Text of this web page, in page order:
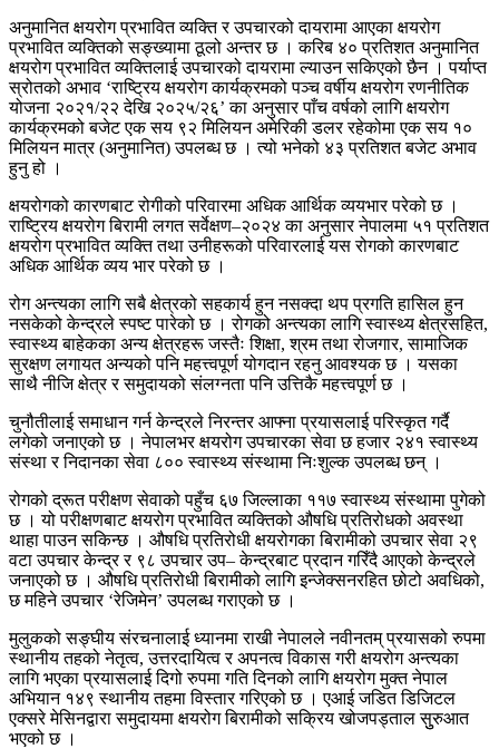
अनुमानित क्षयरोग प्रभावित व्यक्ति र उपचारको दायरामा आएका क्षयरोग
प्रभावित व्यक्तिको सङ्ख्यामा ठूलो अन्तर छ । करिब ४० प्रतिशत अनुमानित
क्षयरोग प्रभावित व्यक्तिलाई उपचारको दायरामा ल्याउन सकिएको छैन । पर्याप्त
स्रोतको अभाव ‘राष्ट्रिय क्षयरोग कार्यक्रमको पञ्च वर्षीय क्षयरोग रणनीतिक
योजना २०२१/२२ देखि २०२५/२६’ का अनुसार पाँच वर्षको लागि क्षयरोग
कार्यक्रमको बजेट एक सय ९२ मिलियन अमेरिकी डलर रहेकोमा एक सय १०
मिलियन मात्र (अनुमानित) उपलब्ध छ । त्यो भनेको ४३ प्रतिशत बजेट अभाव
हुनु हो ।
क्षयरोगको कारणबाट रोगीको परिवारमा अधिक आर्थिक व्ययभार परेको छ ।
राष्ट्रिय क्षयरोग बिरामी लगत सर्वेक्षण–२०२४ का अनुसार नेपालमा ५१ प्रतिशत
क्षयरोग प्रभावित व्यक्ति तथा उनीहरूको परिवारलाई यस रोगको कारणबाट
अधिक आर्थिक व्यय भार परेको छ ।
रोग अन्त्यका लागि सबै क्षेत्रको सहकार्य हुन नसक्दा थप प्रगति हासिल हुन
नसकेको केन्द्रले स्पष्ट पारेको छ । रोगको अन्त्यका लागि स्वास्थ्य क्षेत्रसहित,
स्वास्थ्य बाहेकका अन्य क्षेत्रहरू जस्तैः शिक्षा, श्रम तथा रोजगार, सामाजिक
सुरक्षण लगायत अन्यको पनि महत्त्वपूर्ण योगदान रहनु आवश्यक छ । यसका
साथै नीजि क्षेत्र र समुदायको संलग्नता पनि उत्तिकै महत्त्वपूर्ण छ ।
चुनौतीलाई समाधान गर्न केन्द्रले निरन्तर आफ्ना प्रयासलाई परिस्कृत गर्दै
लगेको जनाएको छ । नेपालभर क्षयरोग उपचारका सेवा छ हजार २४१ स्वास्थ्य
संस्था र निदानका सेवा ८०० स्वास्थ्य संस्थामा निःशुल्क उपलब्ध छन् ।
रोगको द्रूत परीक्षण सेवाको पहुँच ६७ जिल्लाका ११७ स्वास्थ्य संस्थामा पुगेको
छ । यो परीक्षणबाट क्षयरोग प्रभावित व्यक्तिको औषधि प्रतिरोधको अवस्था
थाहा पाउन सकिन्छ । औषधि प्रतिरोधी क्षयरोगका बिरामीको उपचार सेवा २९
वटा उपचार केन्द्र र ९८ उपचार उप– केन्द्रबाट प्रदान गरिँदै आएको केन्द्रले
जनाएको छ । औषधि प्रतिरोधी बिरामीको लागि इन्जेक्सनरहित छोटो अवधिको,
छ महिने उपचार ‘रेजिमेन’ उपलब्ध गराएको छ ।
मुलुकको सङ्घीय संरचनालाई ध्यानमा राखी नेपालले नवीनतम् प्रयासको रुपमा
स्थानीय तहको नेतृत्व, उत्तरदायित्व र अपनत्व विकास गरी क्षयरोग अन्त्यका
लागि भएका प्रयासलाई दिगो रुपमा गति दिनको लागि क्षयरोग मुक्त नेपाल
अभियान १४९ स्थानीय तहमा विस्तार गरिएको छ । एआई जडित डिजिटल
एक्सरे मेसिनद्वारा समुदायमा क्षयरोग बिरामीको सक्रिय खोजपड्ताल सुुरुआत
भएको छ ।